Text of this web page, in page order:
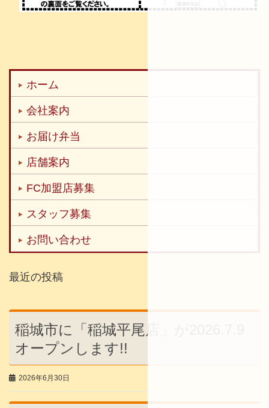
ホーム
会社案内
お届け弁当
店舗案内
FC加盟店募集
スタッフ募集
お問い合わせ
最近の投稿
稲城市に「稲城平尾店」が2026.7.9
オープンします!!
2026年6月30日